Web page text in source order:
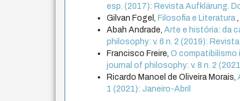
esp. (2017): Revista Aufklärung.
Gilvan Fogel, Filosofia e Literatura
Abah Andrade,Arte e história: da
philosophy: v. 6 n. 2 (2019):
Francisco Freire,O
journal of philosophy: v. 8 n. 2
Ricardo Manoel de Oliveira Morais,
1 (2021): Janeiro-Abril